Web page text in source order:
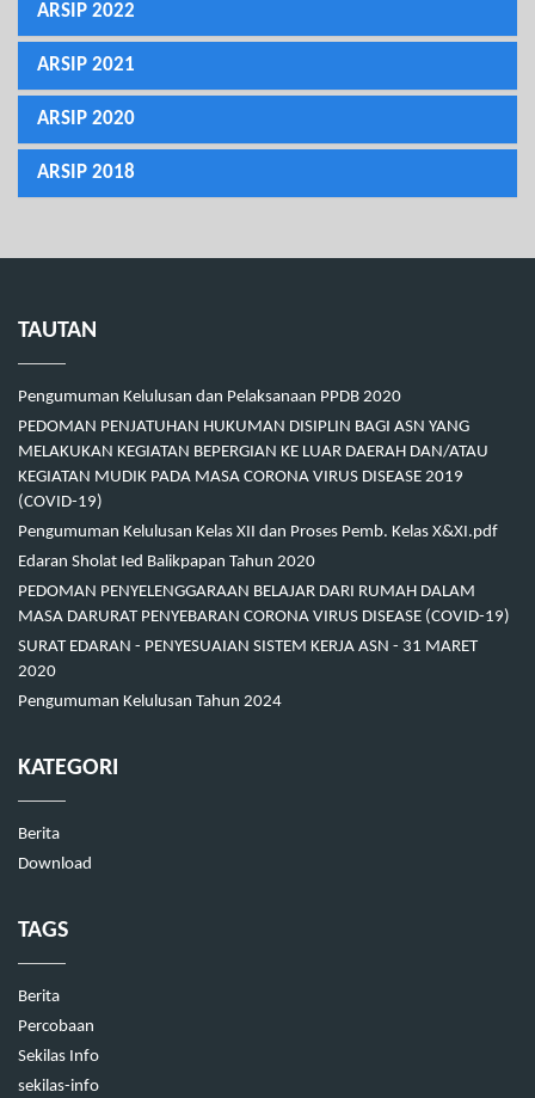
ARSIP 2022
ARSIP 2021
ARSIP 2020
ARSIP 2018
TAUTAN
Pengumuman Kelulusan dan Pelaksanaan PPDB 2020
PEDOMAN PENJATUHAN HUKUMAN DISIPLIN BAGI ASN YANG
MELAKUKAN KEGIATAN BEPERGIAN KE LUAR DAERAH DAN/ATAU
KEGIATAN MUDIK PADA MASA CORONA VIRUS DISEASE 2019
(COVID-19)
Pengumuman Kelulusan Kelas XII dan Proses Pemb. Kelas X&XI.pdf
Edaran Sholat Ied Balikpapan Tahun 2020
PEDOMAN PENYELENGGARAAN BELAJAR DARI RUMAH DALAM
MASA DARURAT PENYEBARAN CORONA VIRUS DISEASE (COVID-19)
SURAT EDARAN - PENYESUAIAN SISTEM KERJA ASN - 31 MARET
2020
Pengumuman Kelulusan Tahun 2024
KATEGORI
Berita
Download
TAGS
Berita
Percobaan
Sekilas Info
sekilas-info